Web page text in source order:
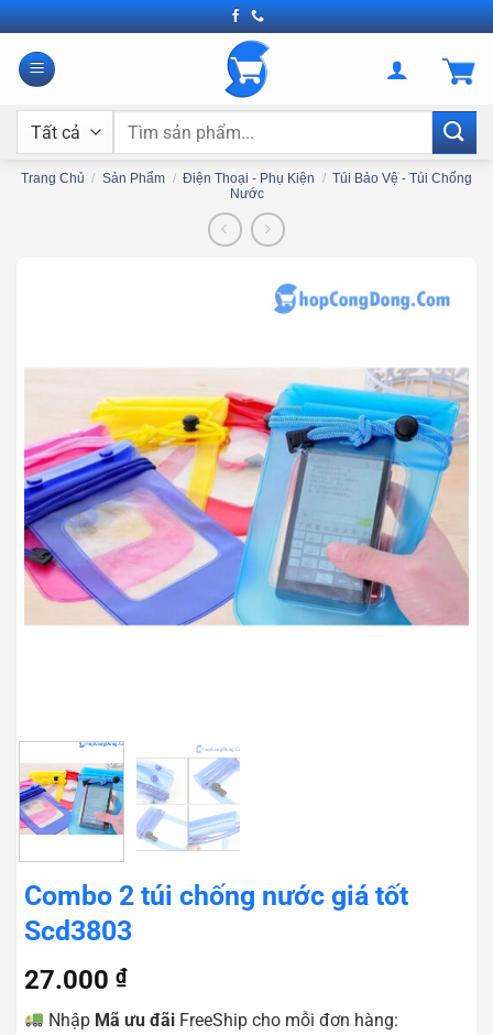
Bỏ
qua
nội
Tìm
Trang Chủ / Sản Phẩm / Điện Thoại - Phụ Kiện / Túi Bảo Vệ - Túi Chống
Nước
Combo 2 túi chống nước giá tốt
Scd3803
27.000 ₫
Nhập Mã ưu đãi FreeShip cho mỗi đơn hàng: